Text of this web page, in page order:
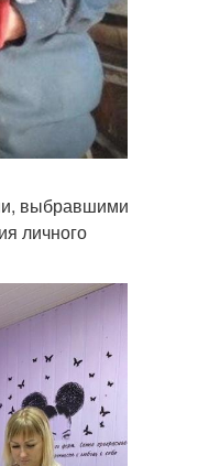
выбравшими
личного